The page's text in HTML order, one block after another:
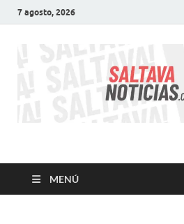
7 agosto, 2026
SALTA VA!
MENÚ